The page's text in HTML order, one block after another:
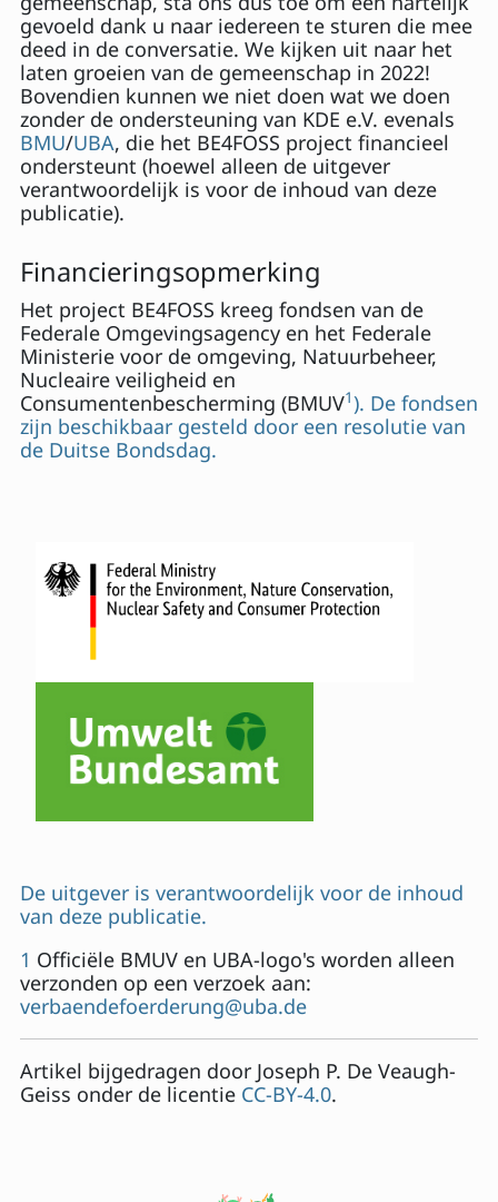
gevoeld dank u naar iedereen te sturen die mee
deed in de conversatie. We kijken uit naar het
laten groeien van de gemeenschap in 2022!
Bovendien kunnen we niet doen wat we doen
zonder de ondersteuning van KDE e.V. evenals
BMU/UBA, die het BE4FOSS project financieel
ondersteunt (hoewel alleen de uitgever
verantwoordelijk is voor de inhoud van deze
publicatie).
Financieringsopmerking
Het project BE4FOSS kreeg fondsen van de
Federale Omgevingsagency en het Federale
Ministerie voor de omgeving, Natuurbeheer,
Nucleaire veiligheid en
Consumentenbescherming (BMUV1). De fondsen
zijn beschikbaar gesteld door een resolutie van
de Duitse Bondsdag.
De uitgever is verantwoordelijk voor de inhoud
van deze publicatie.
1 Officiële BMUV en UBA-logo's worden alleen
verzonden op een verzoek aan:
verbaendefoerderung@uba.de
Artikel bijgedragen door Joseph P. De Veaugh-
Geiss onder de licentie CC-BY-4.0.